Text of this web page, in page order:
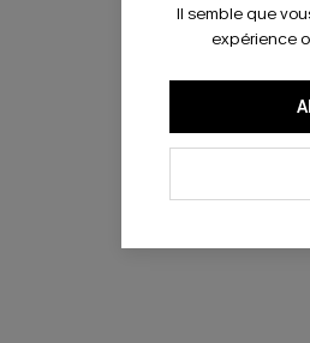
Il semble que
expérience